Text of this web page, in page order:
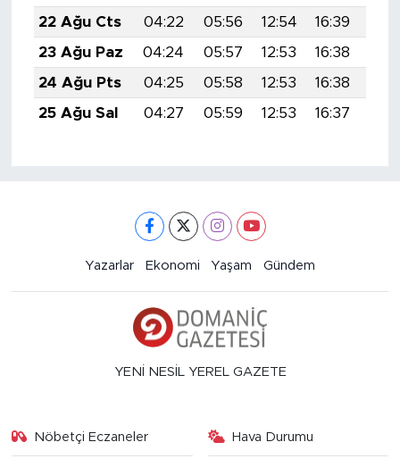
22 Ağu Cts
04:22 05:56 12:54 16:39
23 Ağu Paz
04:24 05:57 12:53 16:38
24 Ağu Pts
04:25 05:58 12:53 16:38
25 Ağu Sal
04:27 05:59 12:53 16:37
Yazarlar Ekonomi Yaşam Gündem
YENİ NESİL YEREL GAZETE
Nöbetçi Eczaneler Hava Durumu